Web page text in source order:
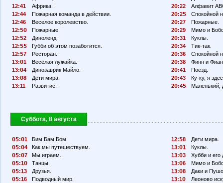
12:41
Африка.
12:44
Пожарная команда в действии.
12:46
Веселое королевство.
12:
Пожарные.
12:
2
Диноленд.
12:
Губби об этом позаботится.
12:
7
Ресторан.
13:
1
Весёлая лужайка.
13:
4
Динозаврик Майло.
13:
8
Дети мира.
13:11
Развитие.
2
:22
Алфавит
2
:2
Спокойной
2
:27
Пожарные.
2
:29
Мимо и
2
:31
Куклы.
2
:34
Тик-так.
2
:36
Спокойной
2
:38
Финн и
2
:41
Поезд.
2
:43
Ку-ку, я
2
:4 Маленький,
Суббота, 8 августа
: 1
Бим Бам Бом.
:
4
Как мы путешествуем.
:
7
Мы играем.
:1
Танцы.
:13
Друзья.
:16
Подводный мир.
12: 8
Дети мира.
13:
1
Куклы.
13:
3
Хубби и его
13:
6
Мимо и
13:
8
Даки и
13:1
Леоново